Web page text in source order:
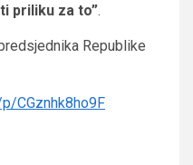
priliku za to”.
Republike
CGznhk8ho9F